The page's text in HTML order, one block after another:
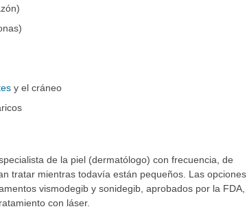
y el cráneo
de la piel (dermatólogo) con frecuencia, de
tratar mientras todavía están pequeños. Las opciones
vismodegib y sonidegib, aprobados por la FDA,
con láser.